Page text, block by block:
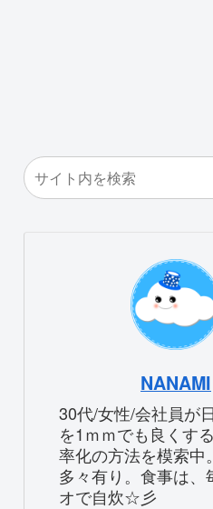
NANAMI
30代/女性/会社員が
を1ｍｍでも良くす
率化の方法を模索中
多々有り。食事は、
オで自炊☆彡